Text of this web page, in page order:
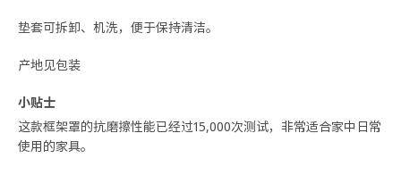
垫套可拆卸、机洗，便于保持清洁。
产地见包装
小贴士
这款框架罩的抗磨擦性能已经过15,000次测试，非常适合家中日常
使用的家具。